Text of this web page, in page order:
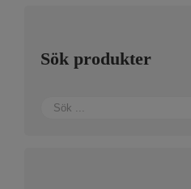
Sök produkter